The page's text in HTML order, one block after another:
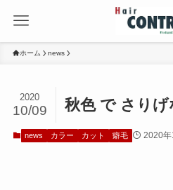
ホーム news
秋色 で さり
2020
10/09
news カラー カット 癖毛 2020年